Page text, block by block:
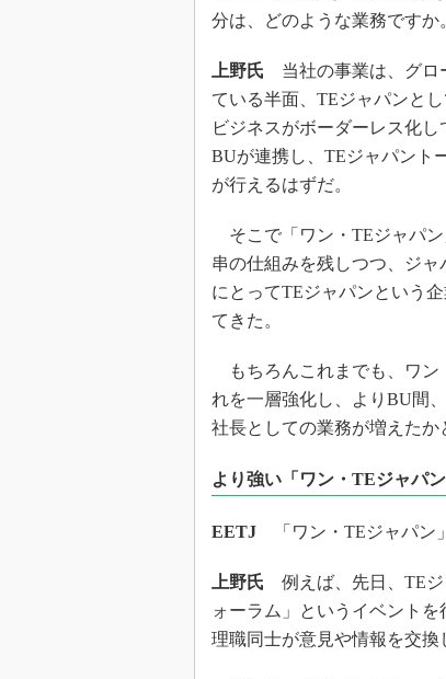
分は、どのような業務ですか
上野氏 当社の事業は、グロ
ている半面、TEジャパンと
ビジネスがボーダーレス化
BUが連携し、TEジャパント
が行えるはずだ。
そこで「ワン・TEジャパ
串の仕組みを残しつつ、ジ
にとってTEジャパンという
てきた。
もちろんこれまでも、ワン
れを一層強化し、よりBU間
社長としての業務が増えたか
より強い「ワン・TEジャパ
EETJ 「ワン・TEジャパン
上野氏 例えば、先日、TEジ
ォーラム」というイベント
理職同士が意見や情報を交換